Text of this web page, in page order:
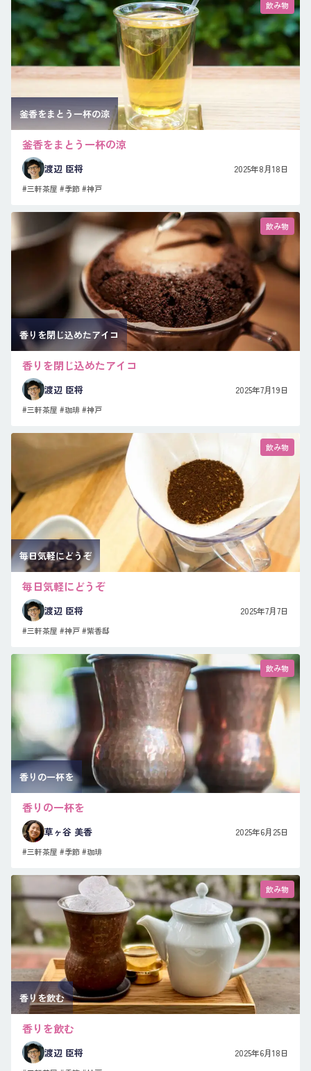
飲み物
釜香をまとう一杯の涼
釜香をまとう一杯の涼
渡辺 臣将 2025年8月18日
#三軒茶屋 #季節#神戸
飲み物
香りを閉じ込めたアイコ
香りを閉じ込めたアイコ
渡辺 臣将 2025年7月19日
#三軒茶屋 #珈琲#神戸
飲み物
毎日気軽にどうぞ
毎日気軽にどうぞ
渡辺 臣将 2025年7月7日
#三軒茶屋 #神戸#紫香邸
飲み物
香りの一杯を
香りの一杯を
草ヶ谷 美香 2025年6月25日
#三軒茶屋 #季節#珈琲
飲み物
香りを飲む
香りを飲む
渡辺 臣将 2025年6月18日